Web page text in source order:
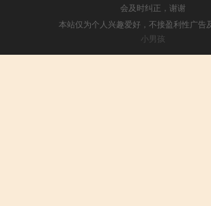
会及时纠正，谢谢
本站仅为个人兴趣爱好，不接盈利性广告
小男孩